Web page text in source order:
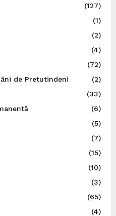
(127)
(1)
(2)
(4)
(72)
de Pretutindeni
(2)
(33)
(6)
(5)
(7)
(15)
(10)
(3)
(65)
(4)